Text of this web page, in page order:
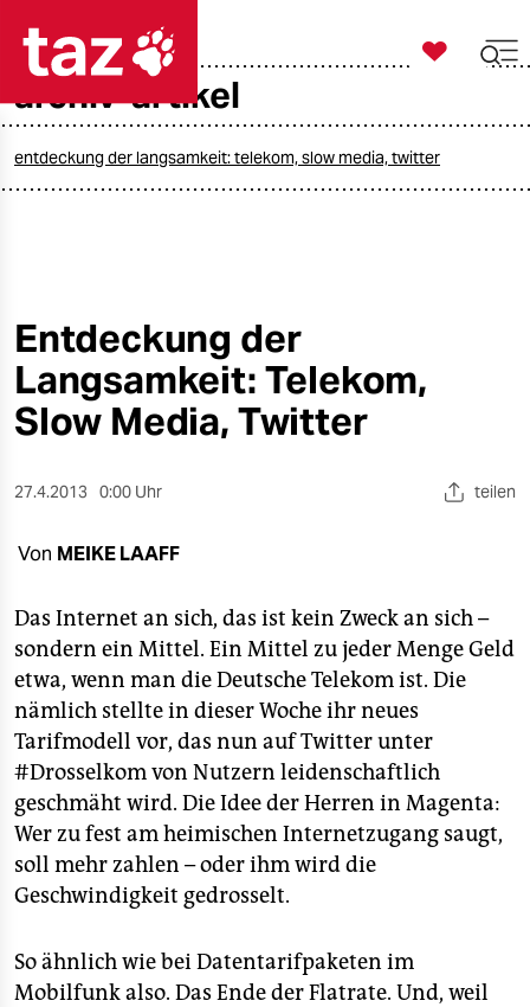
taz zahl ich
öko
gesellschaft
kultur
sport
wahrheit
verlag
verlag
veranstaltungen
shop
fragen & hilfe
abo

taz zahl ich
archiv-artikel
entdeckung der langsamkeit: telekom, slow media, twitter
Entdeckung der
Langsamkeit: Telekom,
Slow Media, Twitter
27.4.2013 0:00 Uhr teilen
Von MEIKE LAAFF
Das Internet an sich, das ist kein Zweck an sich –
sondern ein Mittel. Ein Mittel zu jeder Menge Geld
etwa, wenn man die Deutsche Telekom ist. Die
nämlich stellte in dieser Woche ihr neues
Tarifmodell vor, das nun auf Twitter unter
#Drosselkom von Nutzern leidenschaftlich
geschmäht wird. Die Idee der Herren in Magenta:
Wer zu fest am heimischen Internetzugang saugt,
soll mehr zahlen – oder ihm wird die
Geschwindigkeit gedrosselt.
So ähnlich wie bei Datentarifpaketen im
Mobilfunk also. Das Ende der Flatrate. Und, weil